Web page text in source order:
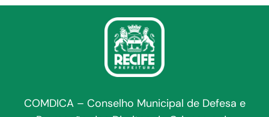
COMDICA – Conselho Municipal de Defesa e